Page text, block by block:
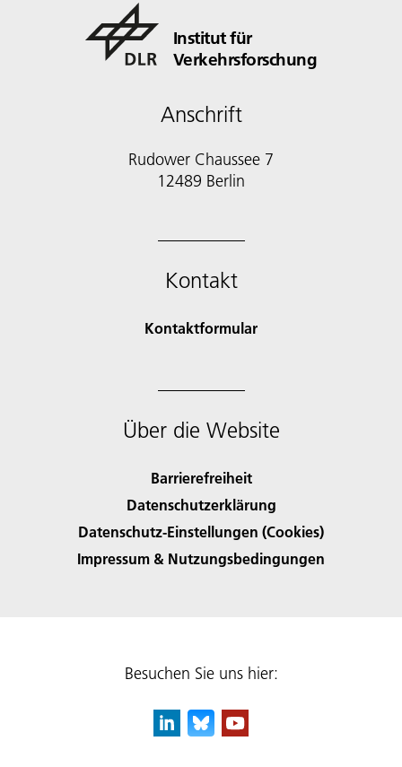
Institut für
Verkehrsforschung
Anschrift
Rudower Chaussee 7
12489 Berlin
Kontakt
Kontaktformular
Über die Website
Barrierefreiheit
Datenschutzerklärung
Datenschutz-Einstellungen (Cookies)
Impressum & Nutzungsbedingungen
Besuchen Sie uns hier: